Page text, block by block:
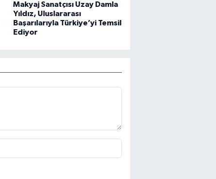
Makyaj Sanatçısı Uzay Damla
Yıldız, Uluslararası
Başarılarıyla Türkiye’yi Temsil
Ediyor